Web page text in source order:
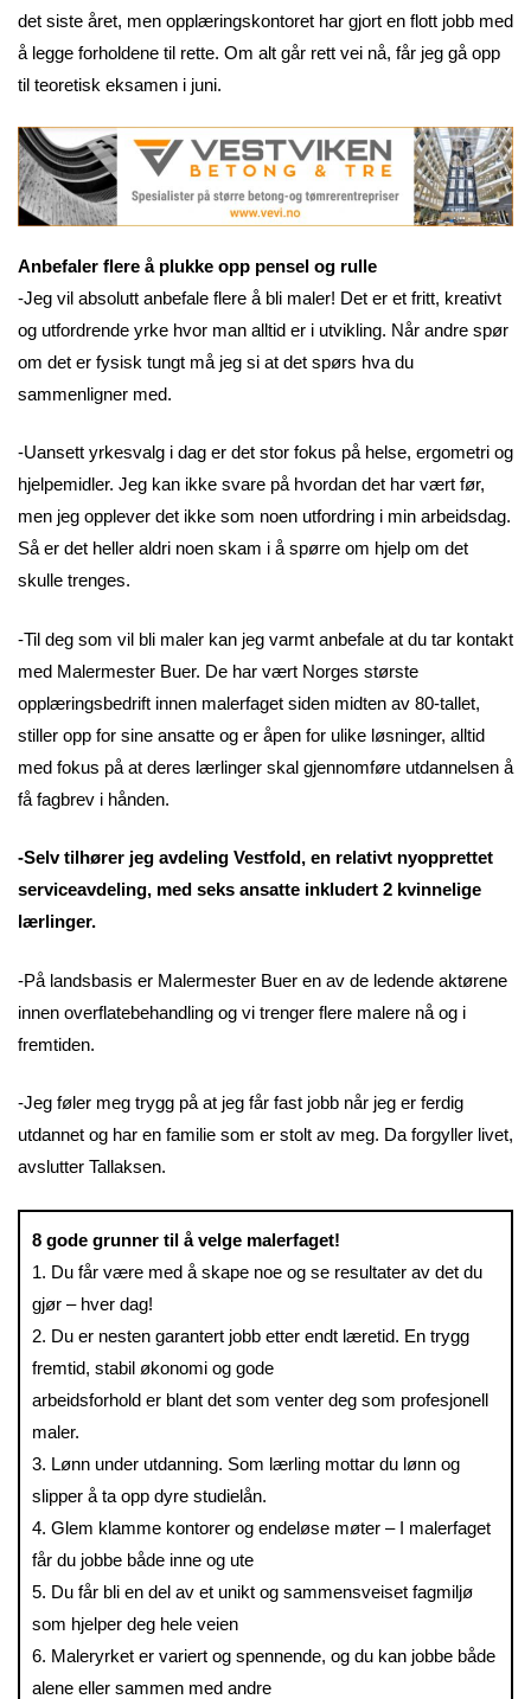
det siste året, men opplæringskontoret har gjort en flott jobb med
å legge forholdene til rette. Om alt går rett vei nå, får jeg gå opp
til teoretisk eksamen i juni.
Anbefaler flere å plukke opp pensel og rulle
-Jeg vil absolutt anbefale flere å bli maler! Det er et fritt, kreativt
og utfordrende yrke hvor man alltid er i utvikling. Når andre spør
om det er fysisk tungt må jeg si at det spørs hva du
sammenligner med.
-Uansett yrkesvalg i dag er det stor fokus på helse, ergometri og
hjelpemidler. Jeg kan ikke svare på hvordan det har vært før,
men jeg opplever det ikke som noen utfordring i min arbeidsdag.
Så er det heller aldri noen skam i å spørre om hjelp om det
skulle trenges.
-Til deg som vil bli maler kan jeg varmt anbefale at du tar kontakt
med Malermester Buer. De har vært Norges største
opplæringsbedrift innen malerfaget siden midten av 80-tallet,
stiller opp for sine ansatte og er åpen for ulike løsninger, alltid
med fokus på at deres lærlinger skal gjennomføre utdannelsen å
få fagbrev i hånden.
-Selv tilhører jeg avdeling Vestfold, en relativt nyopprettet
serviceavdeling, med seks ansatte inkludert 2 kvinnelige
lærlinger.
-På landsbasis er Malermester Buer en av de ledende aktørene
innen overflatebehandling og vi trenger flere malere nå og i
fremtiden.
-Jeg føler meg trygg på at jeg får fast jobb når jeg er ferdig
utdannet og har en familie som er stolt av meg. Da forgyller livet,
avslutter Tallaksen.
8 gode grunner til å velge malerfaget!
1. Du får være med å skape noe og se resultater av det du
gjør – hver dag!
2. Du er nesten garantert jobb etter endt læretid. En trygg
fremtid, stabil økonomi og gode
arbeidsforhold er blant det som venter deg som profesjonell
maler.
3. Lønn under utdanning. Som lærling mottar du lønn og
slipper å ta opp dyre studielån.
4. Glem klamme kontorer og endeløse møter – I malerfaget
får du jobbe både inne og ute
5. Du får bli en del av et unikt og sammensveiset fagmiljø
som hjelper deg hele veien
6. Maleryrket er variert og spennende, og du kan jobbe både
alene eller sammen med andre